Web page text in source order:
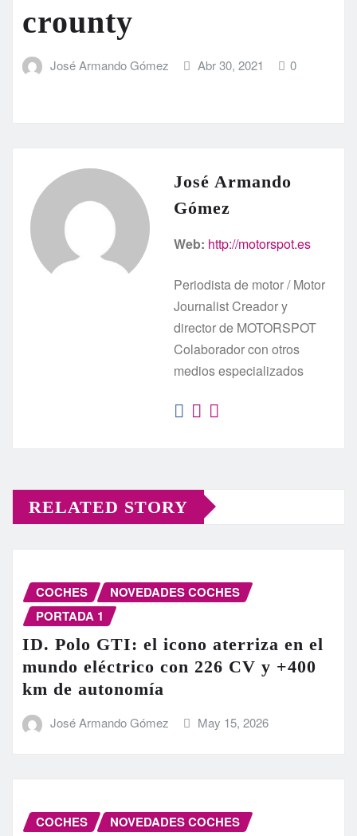
crounty
José Armando Gómez Abr 30, 2021 0
José Armando
Gómez
Web: http://motorspot.es
Periodista de motor / Motor
Journalist Creador y
director de MOTORSPOT
Colaborador con otros
medios especializados
RELATED STORY
COCHES
NOVEDADES COCHES
PORTADA 1
ID. Polo GTI: el icono aterriza en el
mundo eléctrico con 226 CV y +400
km de autonomía
José Armando Gómez May 15, 2026
COCHES
NOVEDADES COCHES